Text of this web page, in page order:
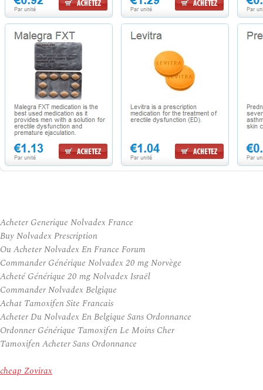
Acheter Generique Nolvadex France
Buy Nolvadex Prescription
Ou Acheter Nolvadex En France Forum
Commander Générique Nolvadex 20 mg Norvège
Acheté Générique 20 mg Nolvadex Israël
Commander Nolvadex Belgique
Achat Tamoxifen Site Francais
Acheter Du Nolvadex En Belgique Sans Ordonnance
Ordonner Générique Tamoxifen Le Moins Cher
Tamoxifen Acheter Sans Ordonnance
cheap Zovirax